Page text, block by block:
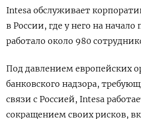
Intesa обслуживает
в России, где у него на начало
работало около 980
Под давлением европейских
банковского надзора,
связи с Россией, Intesa
сокращением своих рисков,